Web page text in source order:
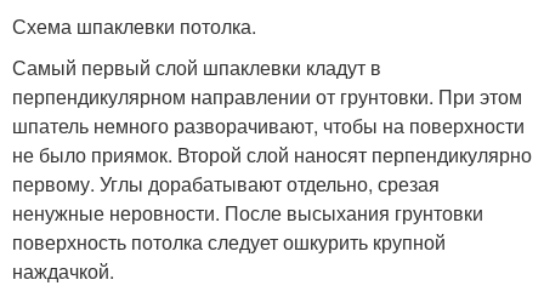
Схема шпаклевки потолка.
Самый первый слой шпаклевки кладут в
перпендикулярном направлении от грунтовки. При этом
шпатель немного разворачивают, чтобы на поверхности
не было приямок. Второй слой наносят перпендикулярно
первому. Углы дорабатывают отдельно, срезая
ненужные неровности. После высыхания грунтовки
поверхность потолка следует ошкурить крупной
наждачкой.